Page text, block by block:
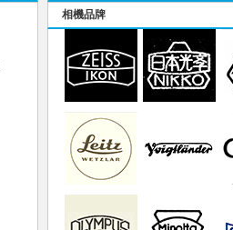
相機品牌